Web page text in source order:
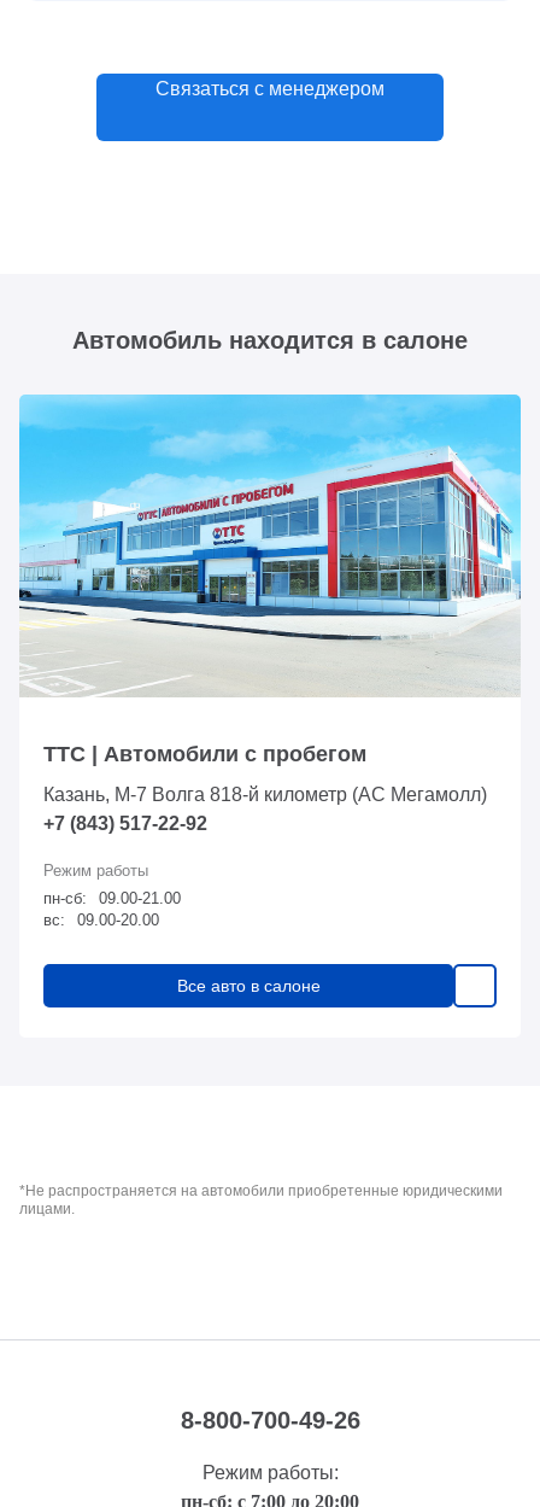
Связаться с менеджером
Автомобиль находится в салоне
ТТС | Автомобили с пробегом
Казань, М-7 Волга 818-й километр (АС Мегамолл)
+7 (843) 517-22-92
пн-сб:
09.00-21.00
вс:
09.00-20.00
Все авто в салоне
*Не распространяется на автомобили приобретенные юридическими
лицами.
8-800-700-49-26
Режим работы:
пн-сб: с 7:00 до 20:00